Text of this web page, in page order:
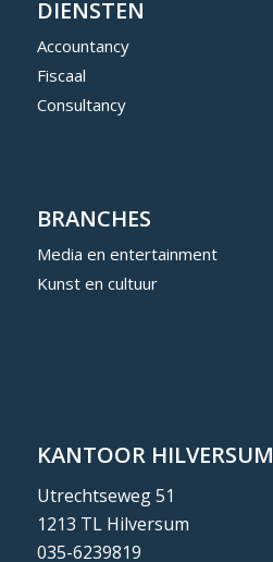
DIENSTEN
Accountancy
Fiscaal
Consultancy
BRANCHES
Media en entertainment
Kunst en cultuur
KANTOOR HILVERSUM
Utrechtseweg 51
1213 TL Hilversum
035-6239819